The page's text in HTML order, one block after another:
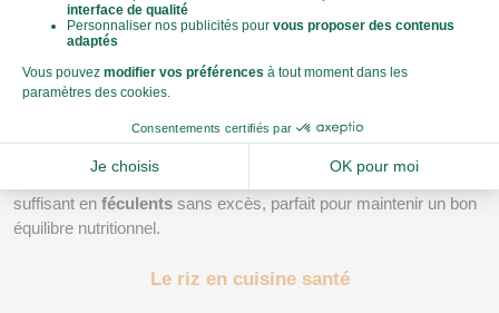
et une source de protéines comme du
des légumineuses. Pour un menu sain, respectez les proportions
suivantes :
pour un accompagnement léger.
Ces portions sont des moyenne  mais garantissent un apport
suffisant en féculents sans excès, parfait pour maintenir un bon
équilibre nutritionnel.
Le riz en cuisine santé